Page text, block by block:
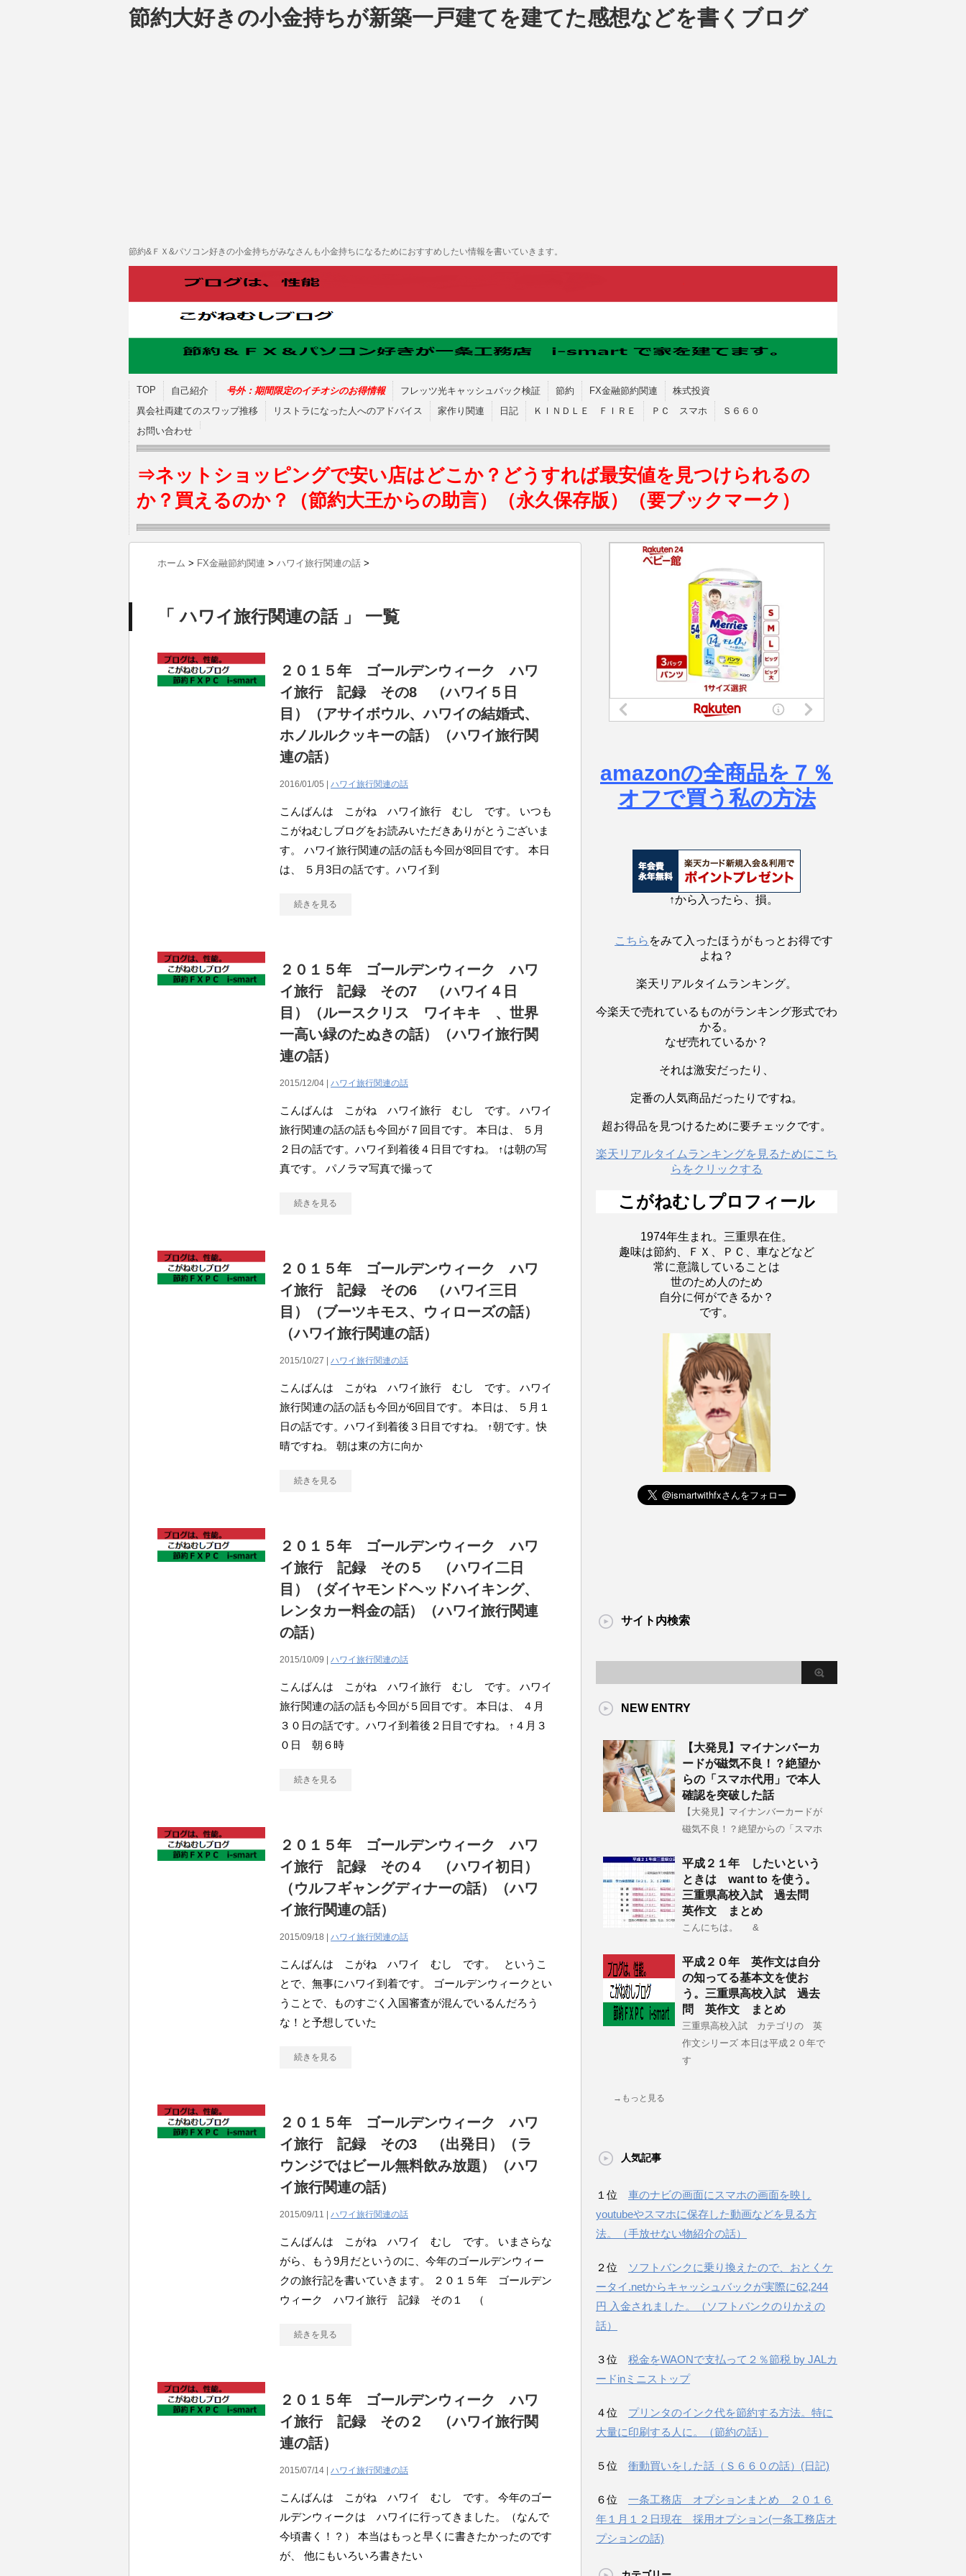
節約大好きの小金持ちが新築一戸建てを建てた感想などを書くブログ
節約&ＦＸ&パソコン好きの小金持ちがみなさんも小金持ちになるためにおすすめしたい情報を書いていきます。
TOP 自己紹介 号外：期間限定のイチオシのお得情報 フレッツ光キャッシュバック検証 節約 FX金融節約関連
株式投資
異会社両建てのスワップ推移
リストラになった人へのアドバイス 家作り関連 日記 ＫＩＮＤＬＥ ＦＩＲＥ ＰＣ スマホ
Ｓ６６０
お問い合わせ
⇒ネットショッピングで安い店はどこか？どうすれば最安値を見つけられるの
か？買えるのか？（節約大王からの助言）（永久保存版）（要ブックマーク）
ホーム > FX金融節約関連 > ハワイ旅行関連の話 >
「 ハワイ旅行関連の話 」 一覧
２０１５年 ゴールデンウィーク ハワ
イ旅行 記録 その8 （ハワイ５日
目）（アサイボウル、ハワイの結婚式、
ホノルルクッキーの話）（ハワイ旅行関
連の話）
2016/01/05 | ハワイ旅行関連の話
こんばんは こがね ハワイ旅行 むし です。 いつも
こがねむしブログをお読みいただきありがとうございま
す。 ハワイ旅行関連の話の話も今回が8回目です。 本日
は、 ５月3日の話です。ハワイ到
続きを見る
２０１５年 ゴールデンウィーク ハワ
イ旅行 記録 その7 （ハワイ４日
目）（ルースクリス ワイキキ 、世界
一高い緑のたぬきの話）（ハワイ旅行関
連の話）
2015/12/04 | ハワイ旅行関連の話
こんばんは こがね ハワイ旅行 むし です。 ハワイ
旅行関連の話の話も今回が７回目です。 本日は、 ５月
２日の話です。ハワイ到着後４日目ですね。 ↑は朝の写
真です。 パノラマ写真で撮って
続きを見る
２０１５年 ゴールデンウィーク ハワ
イ旅行 記録 その6 （ハワイ三日
目）（ブーツキモス、ウィローズの話）
（ハワイ旅行関連の話）
2015/10/27 | ハワイ旅行関連の話
こんばんは こがね ハワイ旅行 むし です。 ハワイ
旅行関連の話の話も今回が6回目です。 本日は、 ５月１
日の話です。ハワイ到着後３日目ですね。 ↑朝です。快
晴ですね。 朝は東の方に向か
続きを見る
２０１５年 ゴールデンウィーク ハワ
イ旅行 記録 その５ （ハワイ二日
目）（ダイヤモンドヘッドハイキング、
レンタカー料金の話）（ハワイ旅行関連
の話）
2015/10/09 | ハワイ旅行関連の話
こんばんは こがね ハワイ旅行 むし です。 ハワイ
旅行関連の話の話も今回が５回目です。 本日は、 ４月
３０日の話です。ハワイ到着後２日目ですね。 ↑４月３
０日 朝６時
続きを見る
２０１５年 ゴールデンウィーク ハワ
イ旅行 記録 その４ （ハワイ初日）
（ウルフギャングディナーの話）（ハワ
イ旅行関連の話）
2015/09/18 | ハワイ旅行関連の話
こんばんは こがね ハワイ むし です。 というこ
とで、無事にハワイ到着です。 ゴールデンウィークとい
うことで、ものすごく入国審査が混んでいるんだろう
な！と予想していた
続きを見る
２０１５年 ゴールデンウィーク ハワ
イ旅行 記録 その3 （出発日）（ラ
ウンジではビール無料飲み放題）（ハワ
イ旅行関連の話）
2015/09/11 | ハワイ旅行関連の話
こんばんは こがね ハワイ むし です。 いまさらな
がら、もう9月だというのに、今年のゴールデンウィー
クの旅行記を書いていきます。 ２０１５年 ゴールデン
ウィーク ハワイ旅行 記録 その１ （
続きを見る
２０１５年 ゴールデンウィーク ハワ
イ旅行 記録 その２ （ハワイ旅行関
連の話）
2015/07/14 | ハワイ旅行関連の話
こんばんは こがね ハワイ むし です。 今年のゴー
ルデンウィークは ハワイに行ってきました。（なんで
今頃書く！？） 本当はもっと早くに書きたかったのです
が、 他にもいろいろ書きたい
amazonの全商品を７％
オフで買う私の方法
↑から入ったら、損。
こちら をみて入ったほうがもっとお得です
よね？
楽天リアルタイムランキング。
今楽天で売れているものがランキング形式でわ
かる。
なぜ売れているか？
それは激安だったり、
定番の人気商品だったりですね。
超お得品を見つけるために要チェックです。
楽天リアルタイムランキングを見るためにこち
らをクリックする
こがねむしプロフィール
1974年生まれ。三重県在住。
趣味は節約、ＦＸ、ＰＣ、車などなど
常に意識していることは
世のため人のため
自分に何ができるか？
です。
サイト内検索
NEW ENTRY
【大発見】マイナンバーカ
ードが磁気不良！？絶望か
らの「スマホ代用」で本人
確認を突破した話
【大発見】マイナンバーカードが
磁気不良！？絶望からの「スマホ
平成２１年 したいという
ときは want to を使う。
三重県高校入試 過去問
英作文 まとめ
こんにちは。 &
平成２０年 英作文は自分
の知ってる基本文を使お
う。三重県高校入試 過去
問 英作文 まとめ
三重県高校入試 カテゴリの 英
作文シリーズ 本日は平成２０年で
す
→もっと見る
人気記事
１位 車のナビの画面にスマホの画面を映し
youtubeやスマホに保存した動画などを見る方
法。（手放せない物紹介の話）
２位
ソフトバンクに乗り換えたので、おとくケ
ータイ.netからキャッシュバックが実際に62,244
円 入金されました。（ソフトバンクのりかえの
話）
３位 税金をWAONで支払って２％節税 by JALカ
ードinミニストップ
４位 プリンタのインク代を節約する方法。特に
大量に印刷する人に。（節約の話）
５位 衝動買いをした話（Ｓ６６０の話）(日記)
６位 一条工務店 オプションまとめ ２０１６
年１月１２日現在 採用オプション(一条工務店オ
プションの話)